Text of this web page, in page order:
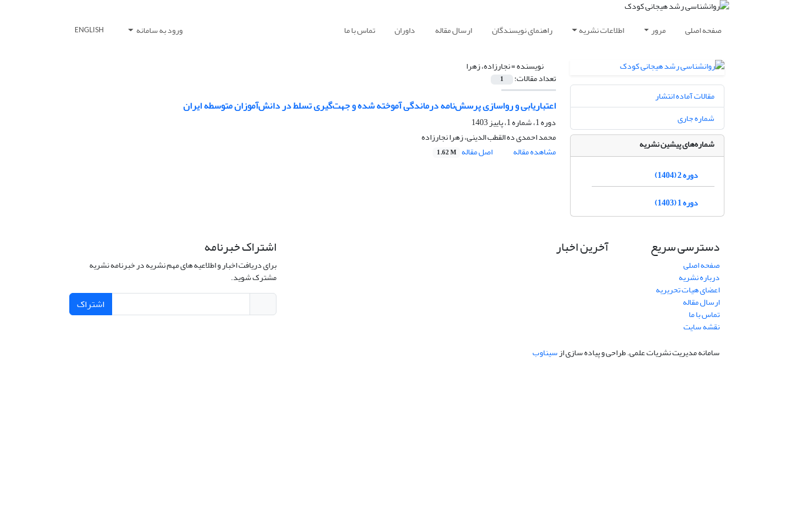
صفحه اصلی مرور اطلاعات نشریه راهنمای نویسندگان ارسال مقاله داوران تماس با ما ورود به سامانه ENGLISH
نویسنده =نجارزاده، زهرا
تعداد مقالات: 1
اعتباریابی و رواسازی پرسش‌نامه درماندگی آموخته شده و جهت‌گیری تسلط در دانش‌آموزان متوسطه ایران
دوره 1، شماره 1، پاییز 1403
محمد احمدی ده القطب الدینی، زهرا نجارزاده
مشاهده مقاله
اصل مقاله 1.62 M
مقالات آماده انتشار
شماره جاری
شماره‌های پیشین نشریه
دوره 2 (1404)
دوره 1 (1403)
دسترسی سریع
صفحه اصلی
درباره نشریه
اعضای هیات تحریریه
ارسال مقاله
تماس با ما
نقشه سایت
آخرین اخبار اشتراک خبرنامه
برای دریافت اخبار و اطلاعیه های مهم نشریه در خبرنامه نشریه
مشترک شوید.
اشتراک
سامانه مدیریت نشریات علمی.طراحی و پیاده سازی ازسیناوب